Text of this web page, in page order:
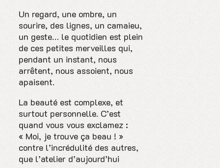
Un regard, une ombre, un
sourire, des lignes, un camaieu,
un geste… le quotidien est plein
de ces petites merveilles qui,
pendant un instant, nous
arrêtent, nous assoient, nous
apaisent.
La beauté est complexe, et
surtout personnelle. C’est
quand vous vous exclamez :
« Moi, je trouve ça beau ! »
contre l’incrédulité des autres,
que l’atelier d’aujourd’hui